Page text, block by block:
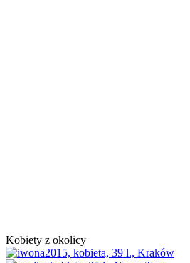
Kobiety z okolicy